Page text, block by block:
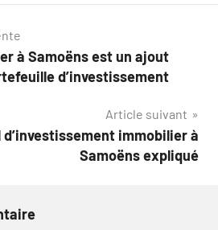
à Samoëns est un ajout
d’investissement
Article suivant
immobilier à
Samoëns expliqué